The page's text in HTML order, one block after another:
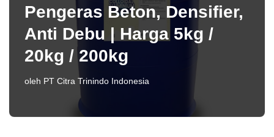
Pengeras Beton, Densifier,
Anti Debu | Harga 5kg /
20kg / 200kg
oleh PT Citra Trinindo Indonesia